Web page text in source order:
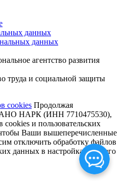
данных
данных
агентство развития
труда и социальной защиты
cookies Продолжая
АНО НАРК (ИНН 7710475530),
cookies и пользовательских
Ваши вышеперечисленные
отключить обработку файлов
данных в настройках Вашего